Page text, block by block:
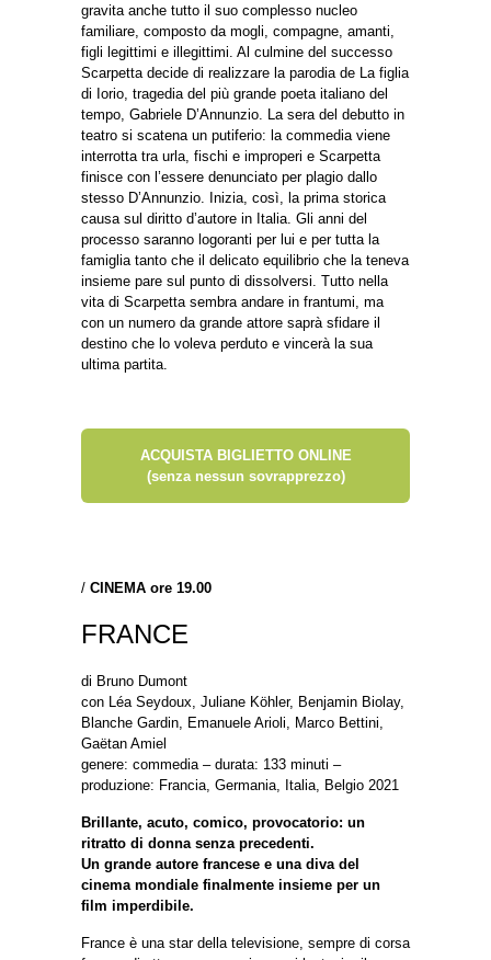
gravita anche tutto il suo complesso nucleo
familiare, composto da mogli, compagne, amanti,
figli legittimi e illegittimi. Al culmine del successo
Scarpetta decide di realizzare la parodia de La figlia
di Iorio, tragedia del più grande poeta italiano del
tempo, Gabriele D’Annunzio. La sera del debutto in
teatro si scatena un putiferio: la commedia viene
interrotta tra urla, fischi e improperi e Scarpetta
finisce con l’essere denunciato per plagio dallo
stesso D’Annunzio. Inizia, così, la prima storica
causa sul diritto d’autore in Italia. Gli anni del
processo saranno logoranti per lui e per tutta la
famiglia tanto che il delicato equilibrio che la teneva
insieme pare sul punto di dissolversi. Tutto nella
vita di Scarpetta sembra andare in frantumi, ma
con un numero da grande attore saprà sfidare il
destino che lo voleva perduto e vincerà la sua
ultima partita.
ACQUISTA BIGLIETTO ONLINE
(senza nessun sovrapprezzo)
/ CINEMA ore 19.00
FRANCE
di Bruno Dumont
con Léa Seydoux, Juliane Köhler, Benjamin Biolay,
Blanche Gardin, Emanuele Arioli, Marco Bettini,
Gaëtan Amiel
genere: commedia – durata: 133 minuti –
produzione: Francia, Germania, Italia, Belgio 2021
Brillante, acuto, comico, provocatorio: un
ritratto di donna senza precedenti.
Un grande autore francese e una diva del
cinema mondiale finalmente insieme per un
film imperdibile.
France è una star della televisione, sempre di corsa